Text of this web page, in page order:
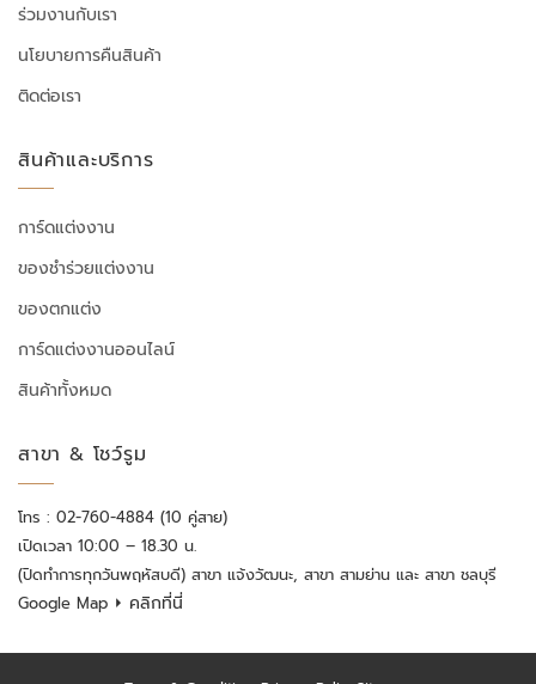
ร่วมงานกับเรา
นโยบายการคืนสินค้า
ติดต่อเรา
สินค้าและบริการ
การ์ดแต่งงาน
ของชำร่วยแต่งงาน
ของตกแต่ง
การ์ดแต่งงานออนไลน์
สินค้าทั้งหมด
สาขา & โชว์รูม
โทร : 02-760-4884 (10 คู่สาย)
เปิดเวลา 10:00 – 18.30 น.
(ปิดทำการทุกวันพฤหัสบดี) สาขา แจ้งวัฒนะ, สาขา สามย่าน และ สาขา ชลบุรี
Google Map ⏵ คลิกที่นี่